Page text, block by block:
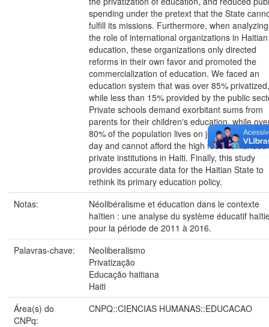
spending under the pretext that the State
fulfill its missions. Furthermore, when analyzing
the role of international organizations in Haitian
education, these organizations only directed
reforms in their own favor and promoted the
commercialization of education. We faced an
education system that was over 85% privatized,
while less than 15% provided by the public
Private schools demand exorbitant sums from
parents for their children's education, while
80% of the population lives on just one US
day and cannot afford the high fees demanded
private institutions in Haiti. Finally, this study
provides accurate data for the Haitian State to
rethink its primary education policy.
Notas:
Néolibéralisme et éducation dans le contexte
haïtien : une analyse du système éducatif
pour la période de 2011 à 2016.
Palavras-chave:
Neoliberalismo
Privatização
Educação haitiana
Haiti
Área(s) do
CNPq:
CNPQ::CIENCIAS HUMANAS::EDUCACAO